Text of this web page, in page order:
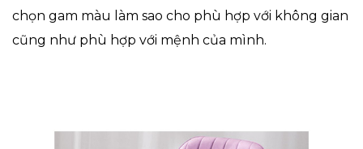
chọn gam màu làm sao cho phù hợp với không gian
cũng như phù hợp với mệnh của mình.